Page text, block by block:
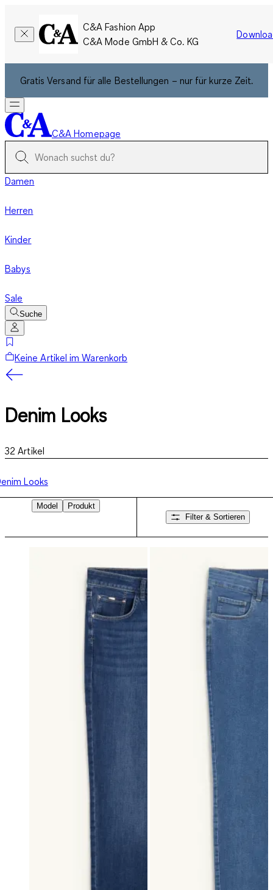
C&A Fashion App
C&A Mode GmbH & Co. KG
Gratis Versand für alle Bestellungen – nur für kurze Zeit.
C&A Homepage
Damen
Herren
Kinder
Babys
Sale
Suche
Keine Artikel im Warenkorb
Denim Looks
32 Artikel
Looks
Model
Produkt
Filter & Sortieren